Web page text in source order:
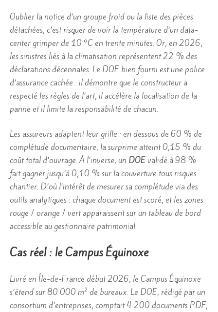
Oublier la notice d’un groupe froid ou la liste des pièces
détachées, c’est risquer de voir la température d’un data-
center grimper de 10 °C en trente minutes. Or, en 2026,
les sinistres liés à la climatisation représentent 22 % des
déclarations décennales. Le DOE bien fourni est une police
d’assurance cachée : il démontre que le constructeur a
respecté les règles de l’art, il accélère la localisation de la
panne et il limite la responsabilité de chacun.
Les assureurs adaptent leur grille : en dessous de 60 % de
complétude documentaire, la surprime atteint 0,15 % du
coût total d’ouvrage. À l’inverse, un DOE validé à 98 %
fait gagner jusqu’à 0,10 % sur la couverture tous risques
chantier. D’où l’intérêt de mesurer sa complétude via des
outils analytiques : chaque document est scoré, et les zones
rouge / orange / vert apparaissent sur un tableau de bord
accessible au gestionnaire patrimonial.
Cas réel : le Campus Équinoxe
Livré en Île-de-France début 2026, le Campus Équinoxe
s’étend sur 80 000 m² de bureaux. Le DOE, rédigé par un
consortium d’entreprises, comptait 4 200 documents PDF,